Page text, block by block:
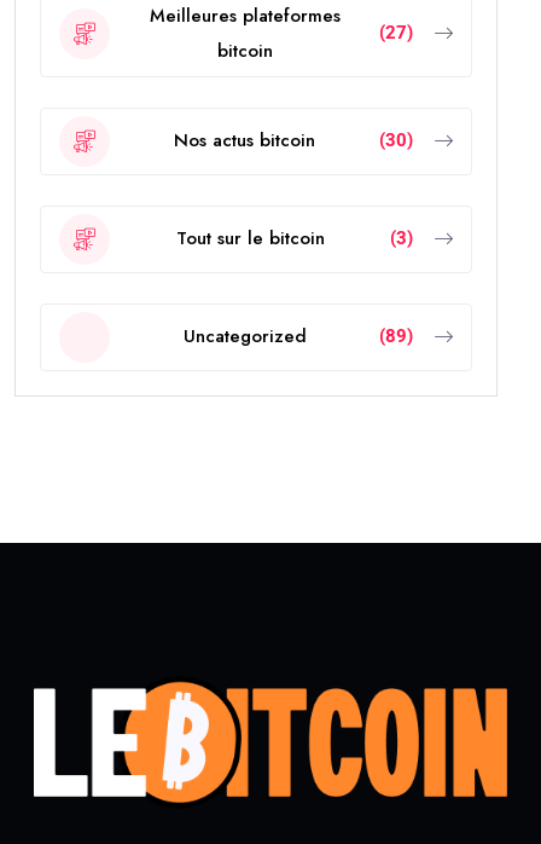
Meilleures plateformes
bitcoin
(27)
Nos actus bitcoin (30)
Tout sur le bitcoin (3)
Uncategorized (89)